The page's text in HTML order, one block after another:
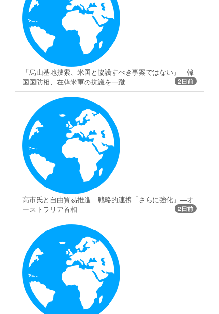
「烏山基地捜索、米国と協議すべき事案ではない」 韓
国国防相、在韓米軍の抗議を一蹴
2日前
高市氏と自由貿易推進 戦略的連携「さらに強化」―オ
ーストラリア首相
2日前